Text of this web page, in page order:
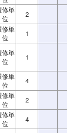
修単
位
2
修単
位
1
修単
位
1
修単
位
4
修単
位
2
修単
位
4